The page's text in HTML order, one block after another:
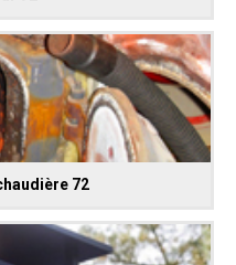
72